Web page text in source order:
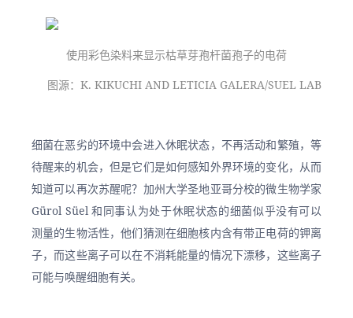
使用彩色染料来显示枯草芽孢杆菌孢子的电荷
图源：K. KIKUCHI AND LETICIA GALERA/SUEL LAB
细菌在恶劣的环境中会进入休眠状态，不再活动和繁殖，等
待醒来的机会，但是它们是如何感知外界环境的变化，从而
知道可以再次苏醒呢？加州大学圣地亚哥分校的微生物学家
Gürol Süel 和同事认为处于休眠状态的细菌似乎没有可以
测量的生物活性，他们猜测在细胞核内含有带正电荷的钾离
子，而这些离子可以在不消耗能量的情况下漂移，这些离子
可能与唤醒细胞有关。